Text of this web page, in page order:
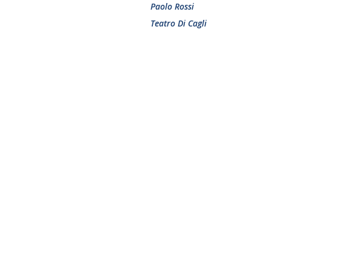
Paolo Rossi
Teatro Di Cagli